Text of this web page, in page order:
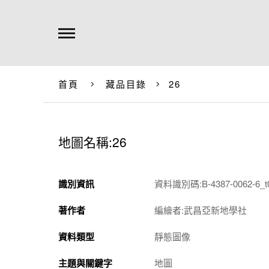
首頁 藏品目錄 26
地圖名稱:26
識別資訊 資料識別碼:B-4387-0062-
著作者 編繪者:武昌亞新地學社
資料類型 靜態圖像
主題與關鍵字 地圖